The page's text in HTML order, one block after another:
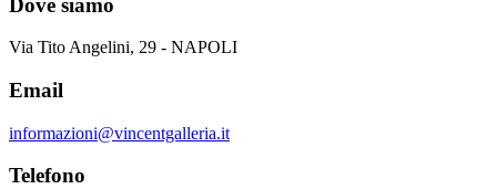
Via Tito Angelini, 29 - NAPOLI
Email
informazioni@vincentgalleria.it
Telefono